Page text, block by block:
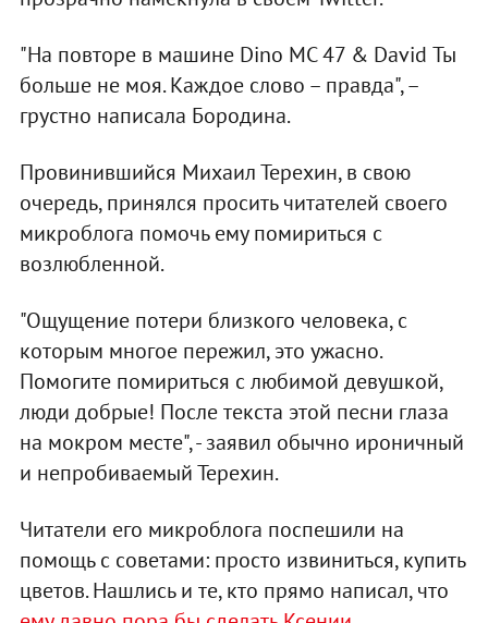
"На повторе в машине Dino MC 47 & David Ты
больше не моя. Каждое слово – правда", –
грустно написала Бородина.
Провинившийся Михаил Терехин, в свою
очередь, принялся просить читателей своего
микроблога помочь ему помириться с
возлюбленной.
"Ощущение потери близкого человека, с
которым многое пережил, это ужасно.
Помогите помириться с любимой девушкой,
люди добрые! После текста этой песни глаза
на мокром месте", - заявил обычно ироничный
и непробиваемый Терехин.
Читатели его микроблога поспешили на
помощь с советами: просто извиниться, купить
цветов. Нашлись и те, кто прямо написал, что